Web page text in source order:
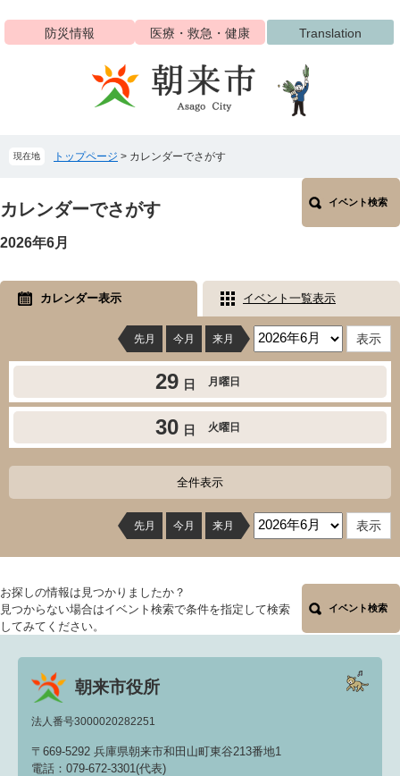
ジ
ュ
へ
防災情報 医療・救急・健康 Translation
現在地 トップページ > カレンダーでさがす
文
カレンダーでさがす イベント検索
2026年6月
カレンダー表示 イベント一覧表示
先月 今月 来月
29 日 月曜日
30 日 火曜日
全件表示
先月 今月 来月
お探しの情報は見つかりましたか？
見つからない場合はイベント検索で条件を指定して検索
してみてください。
イベント検索
朝来市役所
法人番号3000020282251
〒669-5292 兵庫県朝来市和田山町東谷213番地1
電話：079-672-3301(代表)